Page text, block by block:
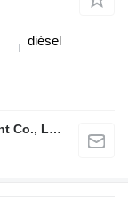
diésel
Guangzhou Jianming Machinery Equipment Co., Ltd.